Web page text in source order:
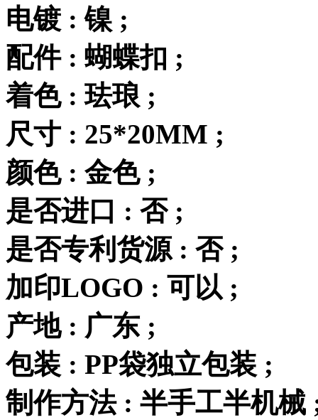
电镀 : 镍 ;
配件 : 蝴蝶扣 ;
着色 : 珐琅 ;
尺寸 : 25*20MM ;
颜色 : 金色 ;
是否进口 : 否 ;
是否专利货源 : 否 ;
加印LOGO : 可以 ;
产地 : 广东 ;
包装 : PP袋独立包装 ;
制作方法 : 半手工半机械